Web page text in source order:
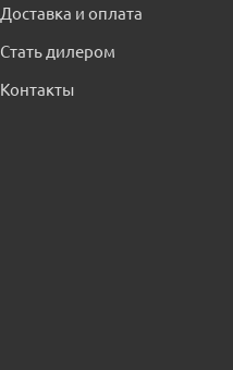
Доставка и оплата
Стать дилером
Контакты